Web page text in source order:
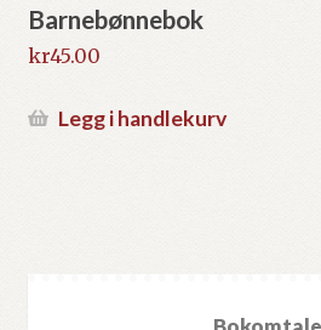
Barnebønnebok
kr45.00
Legg i handlekurv